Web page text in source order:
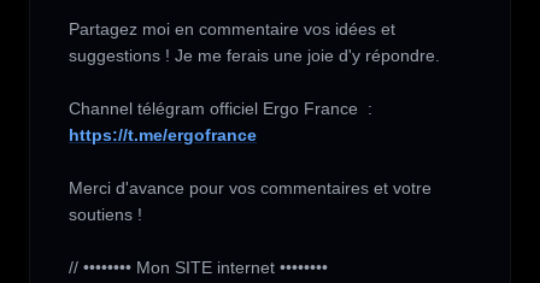
Partagez moi en commentaire vos idées et
suggestions ! Je me ferais une joie d'y répondre.
https://t.me/ergofrance
Merci d'avance pour vos commentaires et votre
soutiens !
// •••••••• Mon SITE internet ••••••••